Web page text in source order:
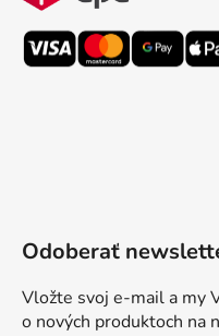
Odoberať
Vložte svoj e-mail a my
o nových produktoch na